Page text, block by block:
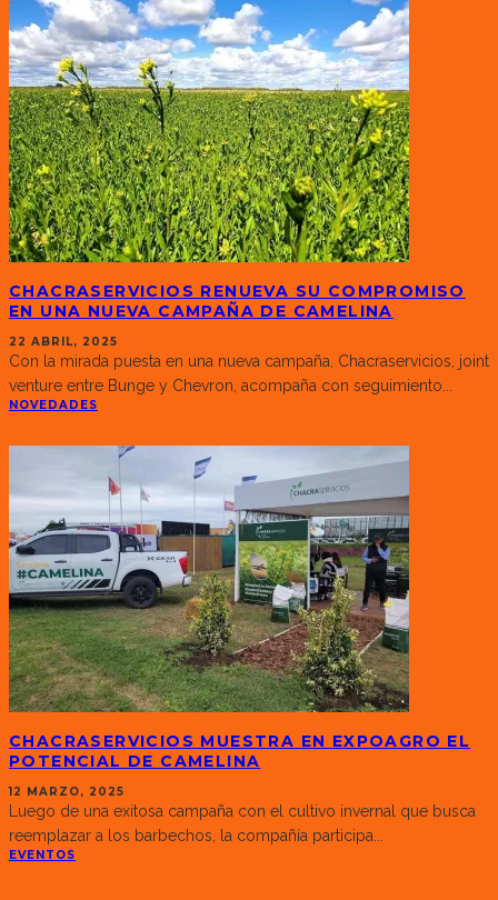
CHACRASERVICIOS RENUEVA SU COMPROMISO
EN UNA NUEVA CAMPAÑA DE CAMELINA
22 ABRIL, 2025
Con la mirada puesta en una nueva campaña, Chacraservicios, joint
venture entre Bunge y Chevron, acompaña con seguimiento
NOVEDADES
CHACRASERVICIOS MUESTRA EN EXPOAGRO EL
POTENCIAL DE CAMELINA
12 MARZO, 2025
Luego de una exitosa campaña con el cultivo invernal que busca
reemplazar a los barbechos, la compañía participa
EVENTOS